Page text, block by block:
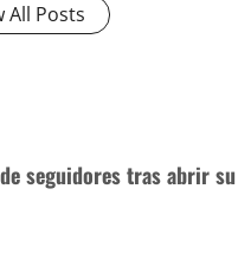
All Posts
seguidores tras abrir su